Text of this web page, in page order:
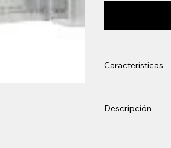
Características
Descripción